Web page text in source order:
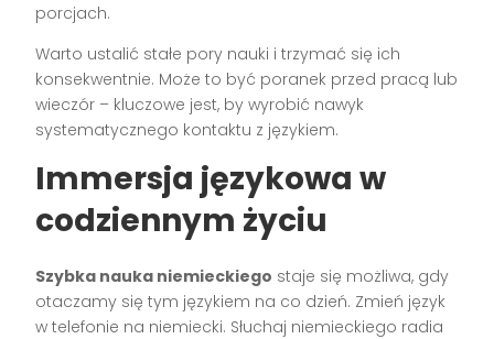
porcjach.
Warto ustalić stałe pory nauki i trzymać się ich
konsekwentnie. Może to być poranek przed pracą lub
wieczór – kluczowe jest, by wyrobić nawyk
systematycznego kontaktu z językiem.
Immersja językowa w
codziennym życiu
Szybka nauka niemieckiego staje się możliwa, gdy
otaczamy się tym językiem na co dzień. Zmień język
w telefonie na niemiecki. Słuchaj niemieckiego radia